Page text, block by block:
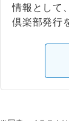
情報として
倶楽部発行